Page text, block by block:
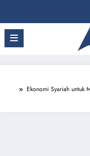
content
Ekonomi Syariah untuk